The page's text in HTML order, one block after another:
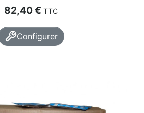
Prix
82,40 € TTC
Configurer